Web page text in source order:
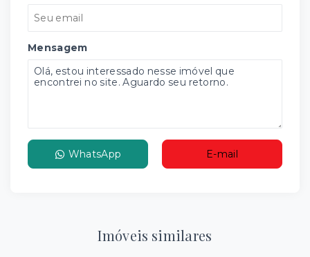
Mensagem
WhatsApp E-mail
Imóveis similares